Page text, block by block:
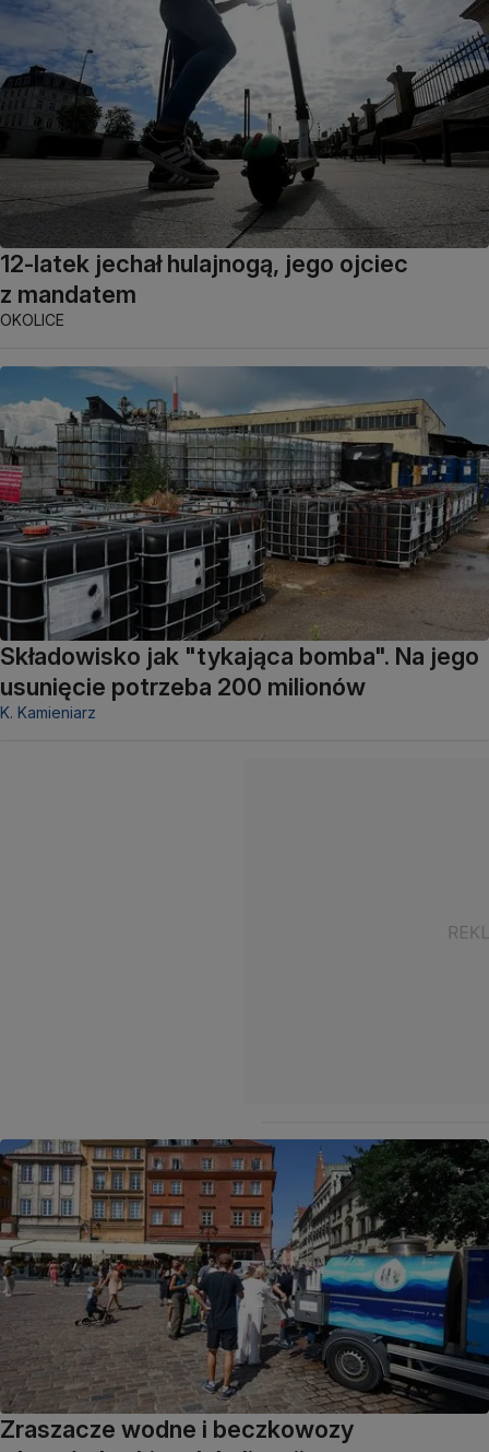
12-latek jechał hulajnogą, jego ojciec
z mandatem
OKOLICE
Składowisko jak "tykająca bomba". Na jego
usunięcie potrzeba 200 milionów
K. Kamieniarz
Zraszacze wodne i beczkowozy